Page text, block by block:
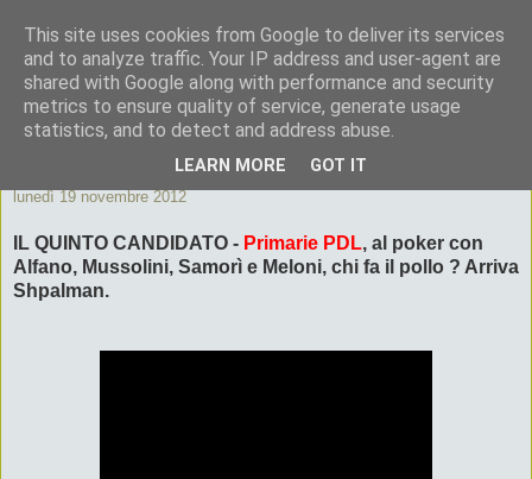
ByeByePapi
Cronache dall'Italia migliore
lunedì 19 novembre 2012
IL QUINTO CANDIDATO - Primarie PDL, al poker con
Alfano, Mussolini, Samorì e Meloni, chi fa il pollo ? Arriva
Shpalman.
This site uses cookies from Google to deliver its services
and to analyze traffic. Your IP address and user-agent are
shared with Google along with performance and security
metrics to ensure quality of service, generate usage
statistics, and to detect and address abuse.
LEARN MORE GOT IT